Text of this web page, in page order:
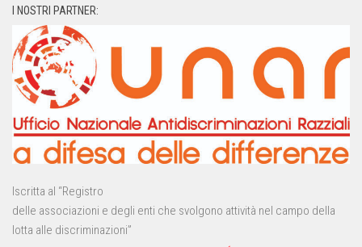
I NOSTRI PARTNER:
Iscritta al “Registro
delle associazioni e degli enti che svolgono attività nel campo della
lotta alle discriminazioni”